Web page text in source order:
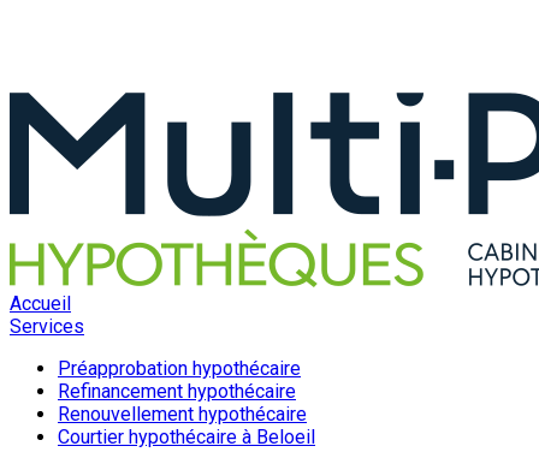
Accueil
Services
Préapprobation hypothécaire
Refinancement hypothécaire
Renouvellement hypothécaire
Courtier hypothécaire à Beloeil